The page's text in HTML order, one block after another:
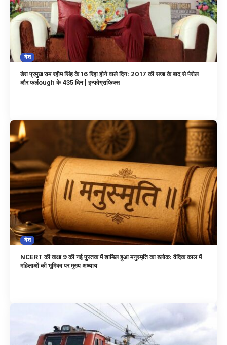
देश
डेरा प्रमुख राम रहीम सिंह के 16 रिहा होने वाले दिन: 2017 की सजा के बाद से पैरोल
और फर्लough के 435 दिन | इन्फोग्राफिक्स
देश
NCERT की कक्षा 9 की नई पुस्तक में शामिल हुआ मनुस्मृति का श्लोक: वैदिक काल में
महिलाओं की भूमिका पर मुख्य अध्याय